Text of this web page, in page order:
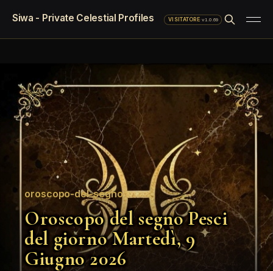
Siwa - Private Celestial Profiles VISITATORE·v1.0.69
oroscopo-del-segno
Oroscopo del segno Pesci
del giorno Martedì, 9
Giugno 2026